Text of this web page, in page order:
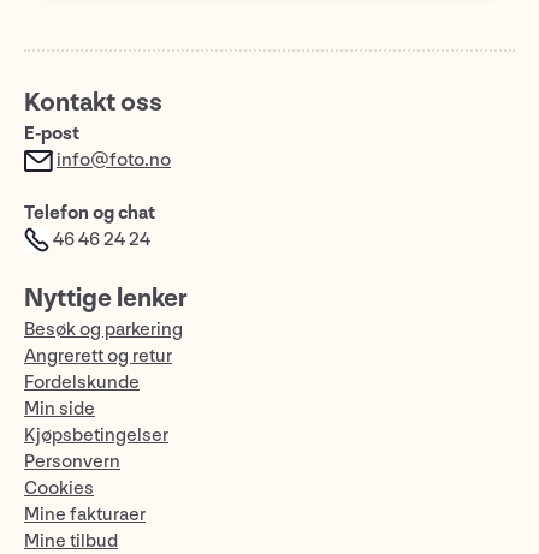
Kontakt oss
E-post
info@foto.no
Telefon og chat
46 46 24 24
Nyttige lenker
Besøk og parkering
Angrerett og retur
Fordelskunde
Min side
Kjøpsbetingelser
Personvern
Cookies
Mine fakturaer
Mine tilbud